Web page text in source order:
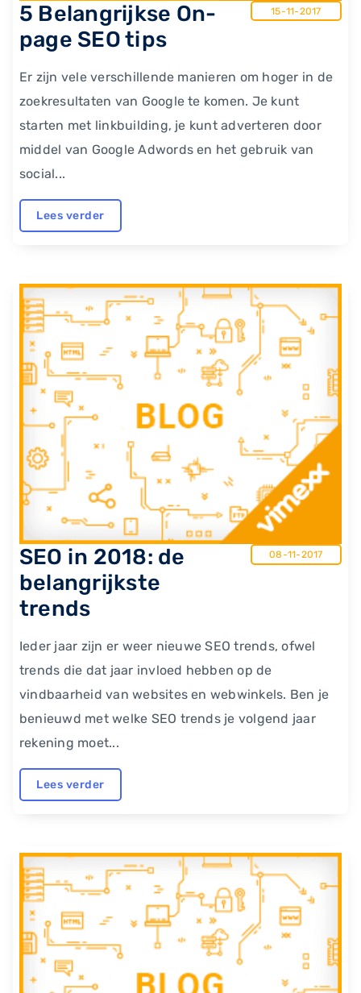
5 Belangrijkse On-
page SEO tips
15-11-2017
Er zijn vele verschillende manieren om hoger in de
zoekresultaten van Google te komen. Je kunt
starten met linkbuilding, je kunt adverteren door
middel van Google Adwords en het gebruik van
social...
Lees verder
SEO in 2018: de
belangrijkste
trends
08-11-2017
Ieder jaar zijn er weer nieuwe SEO trends, ofwel
trends die dat jaar invloed hebben op de
vindbaarheid van websites en webwinkels. Ben je
benieuwd met welke SEO trends je volgend jaar
rekening moet...
Lees verder